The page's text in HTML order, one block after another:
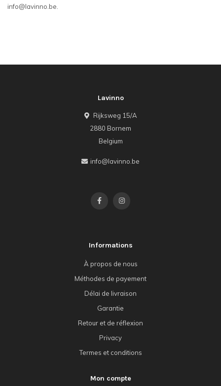
info@lavinno.be.
Lavinno
Rijksweg 15/A
2880 Bornem
Belgium
info@lavinno.be
Informations
À propos de nous
Méthodes de payement
Délai de livraison
Garantie
Retour et de réflexion
Privacy
Termes et conditions
Mon compte